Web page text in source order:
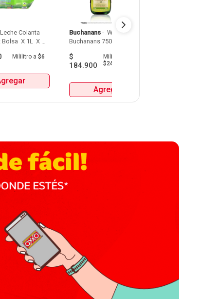
Leche Colanta
Bolsa  X 1L  X
Mililitro a$6
Buchanans - Whisky
$
184.900
Mililitro
$247
Agregar